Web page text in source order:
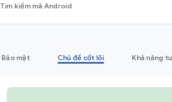
Tìm kiếm mã Android
Bảo mật Chủ đề cốt lõi Khả năng